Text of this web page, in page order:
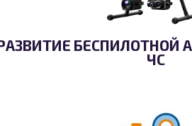
БЕСПИЛОТНОЙ
ЧС